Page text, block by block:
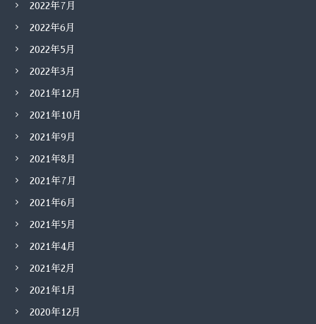
2022年7月
2022年6月
2022年5月
2022年3月
2021年12月
2021年10月
2021年9月
2021年8月
2021年7月
2021年6月
2021年5月
2021年4月
2021年2月
2021年1月
2020年12月